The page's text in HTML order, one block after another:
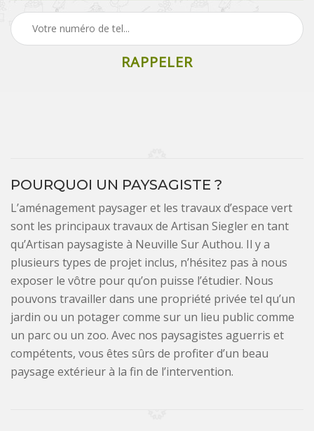
POURQUOI UN PAYSAGISTE ?
L’aménagement paysager et les travaux d’espace vert
sont les principaux travaux de Artisan Siegler en tant
qu’Artisan paysagiste à Neuville Sur Authou. Il y a
plusieurs types de projet inclus, n’hésitez pas à nous
exposer le vôtre pour qu’on puisse l’étudier. Nous
pouvons travailler dans une propriété privée tel qu’un
jardin ou un potager comme sur un lieu public comme
un parc ou un zoo. Avec nos paysagistes aguerris et
compétents, vous êtes sûrs de profiter d’un beau
paysage extérieur à la fin de l’intervention.